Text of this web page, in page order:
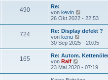
s
t
B
e
i
r
g
490
Re:
von kevin
e
u
e
r
B
26 Okt 2022 - 22:53
724
Re: Display defekt ?
von kenu
e
u
e
30 Sep 2025 - 20:05
165
Re: Autom.
von Ralf
e
u
e
23 Mai 2020 - 07:19